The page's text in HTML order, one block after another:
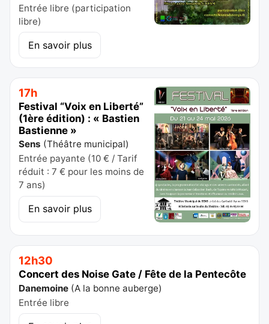
Entrée libre (participation
libre)
En savoir plus
17h
Festival “Voix en Liberté”
(1ère édition) : « Bastien
Bastienne »
Sens (Théâtre municipal)
Entrée payante (10 € / Tarif
réduit : 7 € pour les moins de
7 ans)
En savoir plus
12h30
Concert des Noise Gate / Fête de la Pentecôte
Danemoine (A la bonne auberge)
Entrée libre